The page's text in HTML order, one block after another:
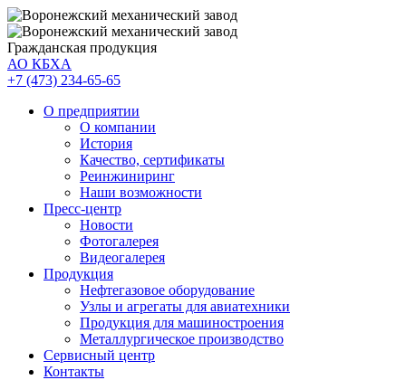
Гражданская продукция
АО КБХА
+7 (473) 234-65-65
О предприятии
О компании
История
Качество, сертификаты
Реинжиниринг
Наши возможности
Пресс-центр
Новости
Фотогалерея
Видеогалерея
Продукция
Нефтегазовое оборудование
Узлы и агрегаты для авиатехники
Продукция для машиностроения
Металлургическое производство
Сервисный центр
Контакты